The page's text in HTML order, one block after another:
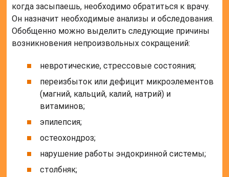
когда засыпаешь, необходимо обратиться к врачу.
Он назначит необходимые анализы и обследования.
Обобщенно можно выделить следующие причины
возникновения непроизвольных сокращений:
невротические, стрессовые состояния;
переизбыток или дефицит микроэлементов
(магний, кальций, калий, натрий) и
витаминов;
эпилепсия;
остеохондроз;
нарушение работы эндокринной системы;
столбняк;